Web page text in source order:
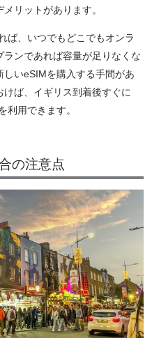
リットがあります。
ば、いつでもどこでもオンラ
ンであれば容量が足りなくな
いeSIMを購入する手間があ
ば、イギリス到着後すぐに
利用できます。
の注意点